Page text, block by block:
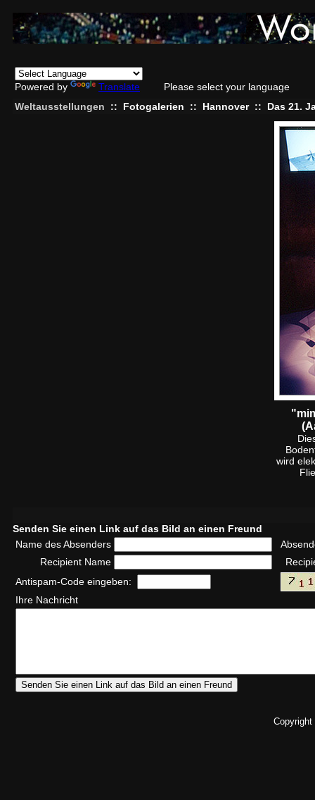
Powered by Translate
Please select your language
Weltausstellungen
:: Fotogalerien :: Hannover :: Das 21.
wird
Senden Sie einen Link auf das Bild an einen Freund
Name des Absenders
Recipient Name
Antispam-Code eingeben:
Ihre Nachricht